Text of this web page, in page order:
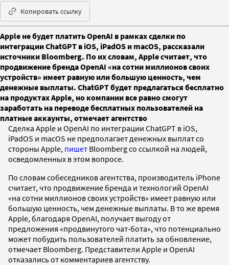
Копировать ссылку
Apple не будет платить OpenAI в рамках сделки по
интеграции ChatGPT в iOS, iPadOS и macOS, рассказали
источники Bloomberg. По их словам, Apple считает, что
продвижение бренда OpenAI «на сотни миллионов своих
устройств» имеет равную или большую ценность, чем
денежные выплаты. ChatGPT будет предлагаться бесплатно
на продуктах Apple, но компании все равно смогут
заработать на переводе бесплатных пользователей на
платные аккаунты, отмечает агентство
Сделка Apple и OpenAI по интеграции ChatGPT в iOS,
iPadOS и macOS не предполагает денежных выплат со
стороны Apple, пишет Bloomberg со ссылкой на людей,
осведомленных в этом вопросе.
По словам собеседников агентства, производитель iPhone
считает, что продвижение бренда и технологий OpenAI
«на сотни миллионов своих устройств» имеет равную или
большую ценность, чем денежные выплаты. В то же время
Apple, благодаря OpenAI, получает выгоду от
предложения «продвинутого чат-бота», что потенциально
может побудить пользователей платить за обновление,
отмечает Bloomberg. Представители Apple и OpenAI
отказались от комментариев агентству.